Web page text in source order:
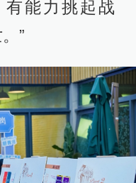
能力挑起战
”